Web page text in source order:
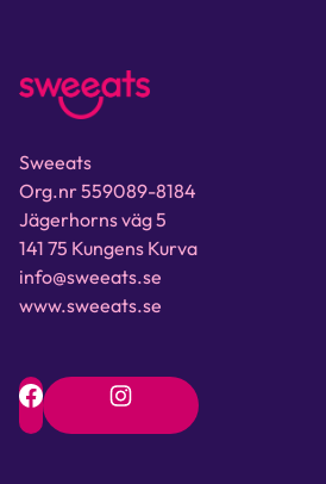
Sweeats
Org.nr 559089-8184
Jägerhorns väg 5
141 75 Kungens Kurva
info@sweeats.se
www.sweeats.se